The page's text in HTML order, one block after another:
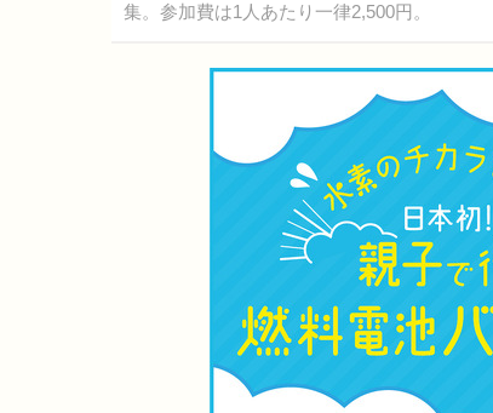
集。参加費は1人あたり一律2,500円。